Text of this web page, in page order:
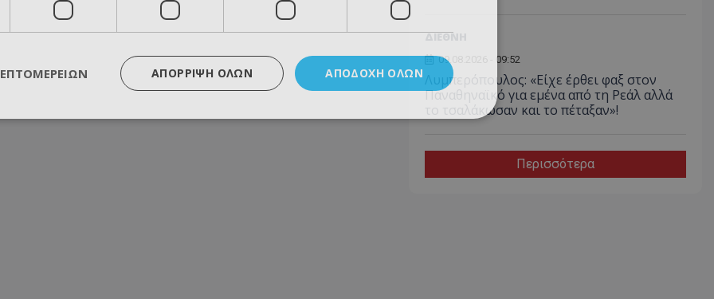
ΔΙΕΘΝΗ
09.08.2026 - 09:52
Λυμπερόπουλος: «Είχε έρθει φαξ στον
Παναθηναϊκό για εμένα από τη Ρεάλ αλλά
το τσαλάκωσαν και το πέταξαν»!
Περισσότερα
ΑΠΟΔΟΧΉ ΌΛΩΝ
ΑΠΌΡΡΙΨΗ ΌΛΩΝ